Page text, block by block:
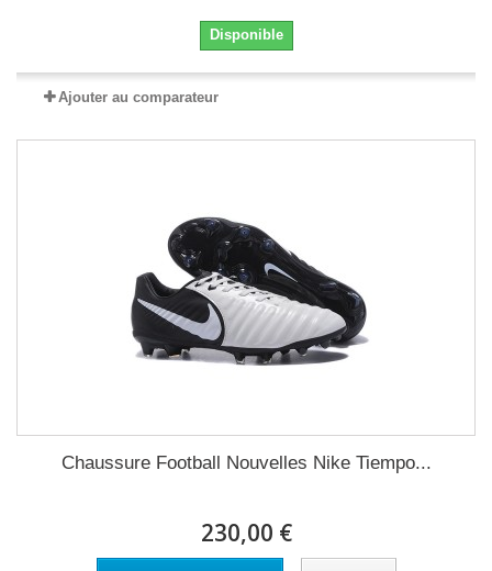
Disponible
Ajouter au comparateur
Chaussure Football Nouvelles Nike Tiempo...
230,00 €